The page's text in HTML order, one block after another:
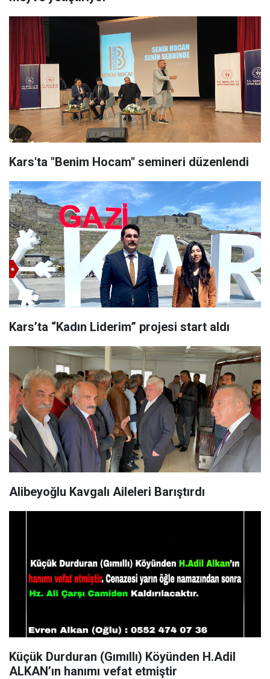
Kars'ta "Benim Hocam" semineri düzenlendi
Kars’ta “Kadın Liderim” projesi start aldı
Alibeyoğlu Kavgalı Aileleri Barıştırdı
Küçük Durduran (Gımıllı) Köyünden H.Adil
ALKAN’ın hanımı vefat etmiştir